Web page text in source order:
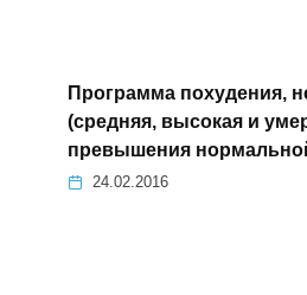
Программа похудения,
(средняя, высокая и
превышения
24.02.2016